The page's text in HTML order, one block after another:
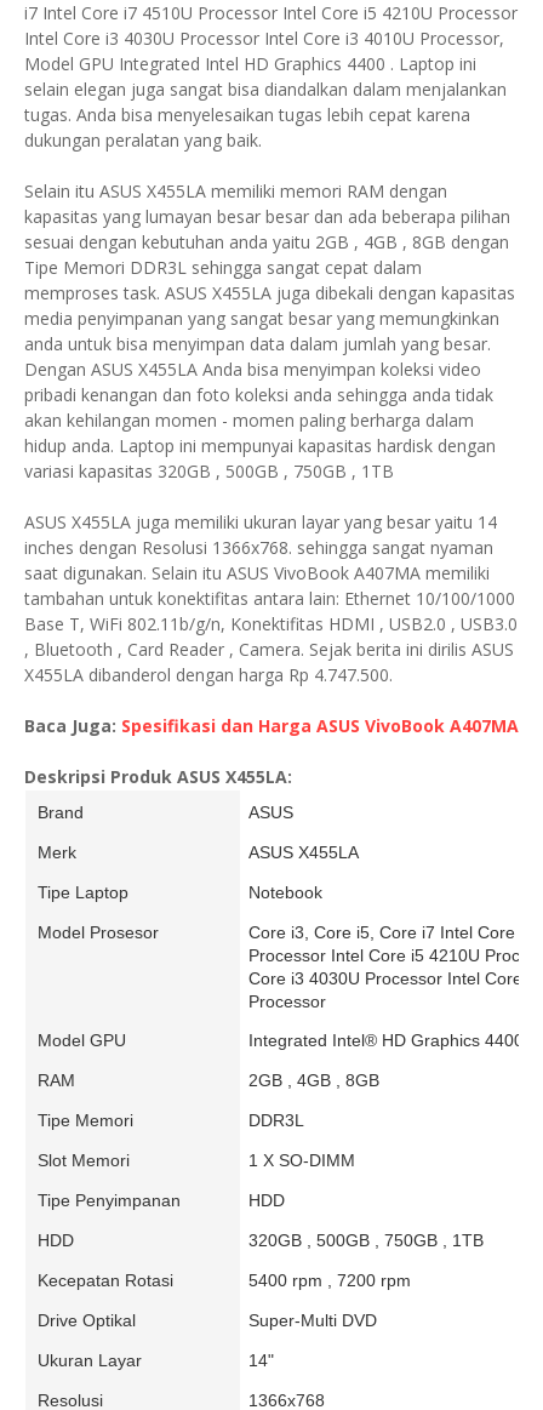
i7 Intel Core i7 4510U Processor Intel Core i5 4210U Processor
Intel Core i3 4030U Processor Intel Core i3 4010U Processor,
Model GPU Integrated Intel HD Graphics 4400 . Laptop ini
selain elegan juga sangat bisa diandalkan dalam menjalankan
tugas. Anda bisa menyelesaikan tugas lebih cepat karena
dukungan peralatan yang baik.
Selain itu ASUS X455LA memiliki memori RAM dengan
kapasitas yang lumayan besar besar dan ada beberapa pilihan
sesuai dengan kebutuhan anda yaitu 2GB , 4GB , 8GB dengan
Tipe Memori DDR3L sehingga sangat cepat dalam
memproses task. ASUS X455LA juga dibekali dengan kapasitas
media penyimpanan yang sangat besar yang memungkinkan
anda untuk bisa menyimpan data dalam jumlah yang besar.
Dengan ASUS X455LA Anda bisa menyimpan koleksi video
pribadi kenangan dan foto koleksi anda sehingga anda tidak
akan kehilangan momen - momen paling berharga dalam
hidup anda. Laptop ini mempunyai kapasitas hardisk dengan
variasi kapasitas 320GB , 500GB , 750GB , 1TB
ASUS X455LA juga memiliki ukuran layar yang besar yaitu 14
inches dengan Resolusi 1366x768. sehingga sangat nyaman
saat digunakan. Selain itu ASUS VivoBook A407MA memiliki
tambahan untuk konektifitas antara lain: Ethernet 10/100/1000
Base T, WiFi 802.11b/g/n, Konektifitas HDMI , USB2.0 , USB3.0
, Bluetooth , Card Reader , Camera. Sejak berita ini dirilis ASUS
X455LA dibanderol dengan harga Rp 4.747.500.
Baca Juga: Spesifikasi dan Harga ASUS VivoBook A407MA
Deskripsi Produk ASUS X455LA:
Brand ASUS
Merk ASUS X455LA
Tipe Laptop Notebook
Model Prosesor
Core i3, Core i5, Core i7 Intel Core i7
Processor Intel Core i5 4210U
Core i3 4030U Processor Intel Core
Processor
Model GPU
Integrated Intel® HD Graphics 4400
RAM 2GB , 4GB , 8GB
Tipe Memori DDR3L
Slot Memori 1 X SO-DIMM
Tipe Penyimpanan HDD
HDD 320GB , 500GB , 750GB , 1TB
Kecepatan Rotasi 5400 rpm , 7200 rpm
Drive Optikal Super-Multi DVD
Ukuran Layar 14"
Resolusi 1366x768